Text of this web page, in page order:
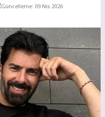
Güncelleme: 09 Nis 2026